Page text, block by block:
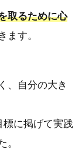
取るために心
ます。
、自分の大き
に掲げて実践